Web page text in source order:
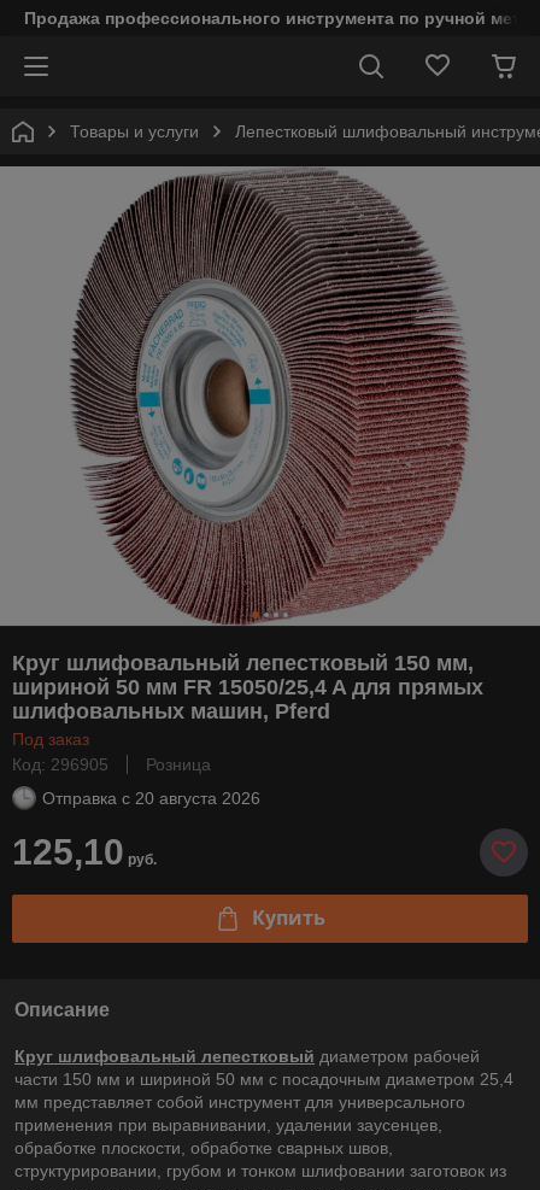
Продажа профессионального инструмента по ручной
Товары и услуги Лепестковый шлифовальный
Круг шлифовальный лепестковый 150 мм,
шириной 50 мм FR 15050/25,4 A для прямых
шлифовальных машин, Pferd
Под заказ
Код: 296905
Розница
Отправка с 20 августа 2026
125,10 руб.
Купить
Описание
Круг шлифовальный лепестковый диаметром рабочей
части 150 мм и шириной 50 мм с посадочным диаметром 25,4
мм представляет собой инструмент для универсального
применения при выравнивании, удалении заусенцев,
обработке плоскости, обработке сварных швов,
структурировании, грубом и тонком шлифовании заготовок из